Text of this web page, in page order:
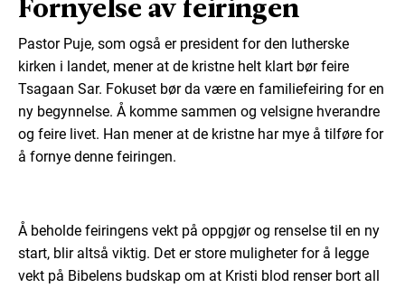
Pastor Puje, som også er president for den lutherske
kirken i landet, mener at de kristne helt klart bør feire
Tsagaan Sar. Fokuset bør da være en familiefeiring for en
ny begynnelse. Å komme sammen og velsigne hverandre
og feire livet. Han mener at de kristne har mye å tilføre for
å fornye denne feiringen.
Å beholde feiringens vekt på oppgjør og renselse til en ny
start, blir altså viktig. Det er store muligheter for å legge
vekt på Bibelens budskap om at Kristi blod renser bort all